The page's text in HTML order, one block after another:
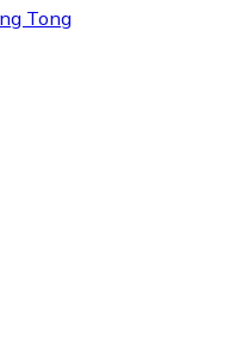
Tong